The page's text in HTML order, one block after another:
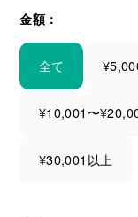
金額：
全て
¥10,001〜
¥30,001以上